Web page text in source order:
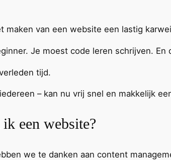
maken van een website een lastig
Je moest code leren schrijven.
tijd.
– kan nu vrij snel en makkelijk
een website?
we te danken aan content